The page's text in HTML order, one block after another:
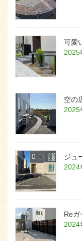
可愛
2025
空の
2025
ジュ
2024
Re
2024